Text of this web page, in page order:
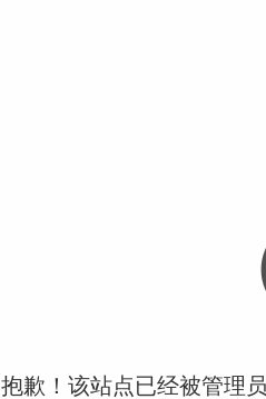
抱歉！该站点已经被管理